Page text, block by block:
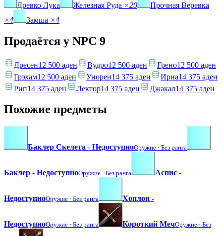
Древко Лука
Железная Руда ×20
Прочная Веревка
×4
Замша ×4
Продаётся у NPC 9
Дресен12 500 аден Вудро12 500 аден Грено12 500 аден
Грэхам12 500 аден Унорен14 375 аден Ириа14 375 аден
Рип14 375 аден Лектор14 375 аден Джакал14 375 аден
Похожие предметы
Баклер Скелета - НедоступноОружие · Без ранга
Баклер - НедоступноОружие · Без ранга Аспис -
НедоступноОружие · Без ранга Хоплон -
НедоступноОружие · Без ранга Короткий МечОружие · Без